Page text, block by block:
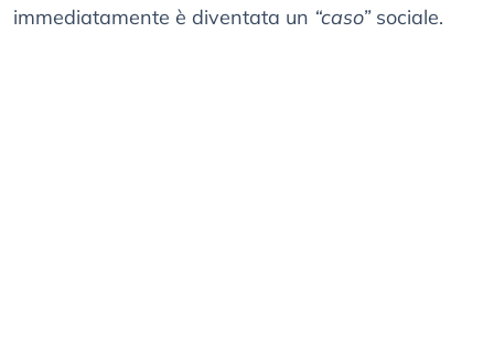
immediatamente è diventata un “caso”sociale.